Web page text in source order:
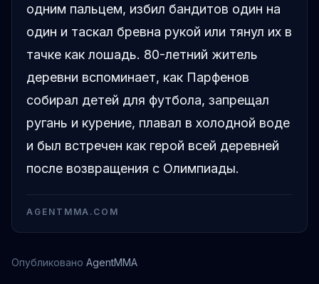
одним пальцем, избил бандитов один на
один и таскал бревна рукой или тянул их в
тачке как лошадь. 80-летний житель
деревни вспоминает, как Парфенов
собирал детей для футбола, запрещал
ругань и курение, плавал в холодной воде
и был встречен как герой всей деревней
после возвращения с Олимпиады.
AGENTMMA.COM
Опубликовано AgentMMA